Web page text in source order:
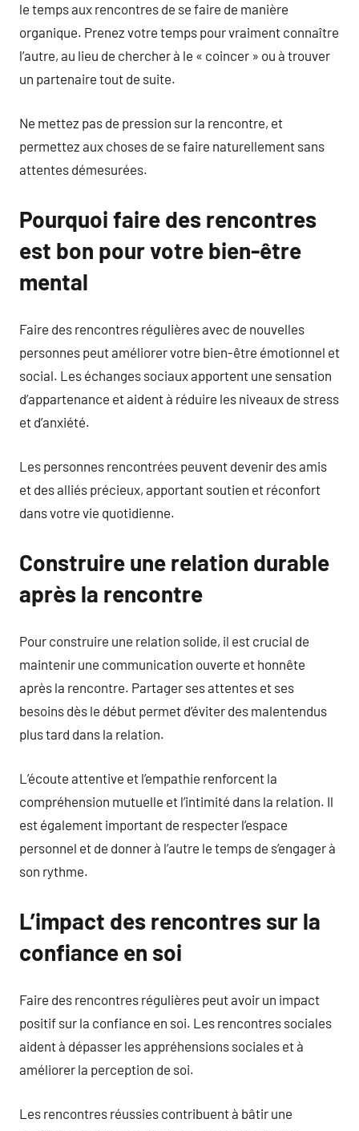
le temps aux rencontres de se faire de manière
organique. Prenez votre temps pour vraiment connaître
l’autre, au lieu de chercher à le « coincer » ou à trouver
un partenaire tout de suite.
Ne mettez pas de pression sur la rencontre, et
permettez aux choses de se faire naturellement sans
attentes démesurées.
Pourquoi faire des rencontres
est bon pour votre bien-être
mental
Faire des rencontres régulières avec de nouvelles
personnes peut améliorer votre bien-être émotionnel et
social. Les échanges sociaux apportent une sensation
d’appartenance et aident à réduire les niveaux de stress
et d’anxiété.
Les personnes rencontrées peuvent devenir des amis
et des alliés précieux, apportant soutien et réconfort
dans votre vie quotidienne.
Construire une relation durable
après la rencontre
Pour construire une relation solide, il est crucial de
maintenir une communication ouverte et honnête
après la rencontre. Partager ses attentes et ses
besoins dès le début permet d’éviter des malentendus
plus tard dans la relation.
L’écoute attentive et l’empathie renforcent la
compréhension mutuelle et l’intimité dans la relation. Il
est également important de respecter l’espace
personnel et de donner à l’autre le temps de s’engager à
son rythme.
L’impact des rencontres sur la
confiance en soi
Faire des rencontres régulières peut avoir un impact
positif sur la confiance en soi. Les rencontres sociales
aident à dépasser les appréhensions sociales et à
améliorer la perception de soi.
Les rencontres réussies contribuent à bâtir une